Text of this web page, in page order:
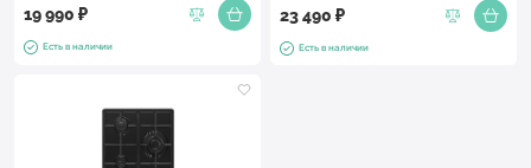
19 990 ₽
Есть в наличии
23 490 ₽
Есть в наличии